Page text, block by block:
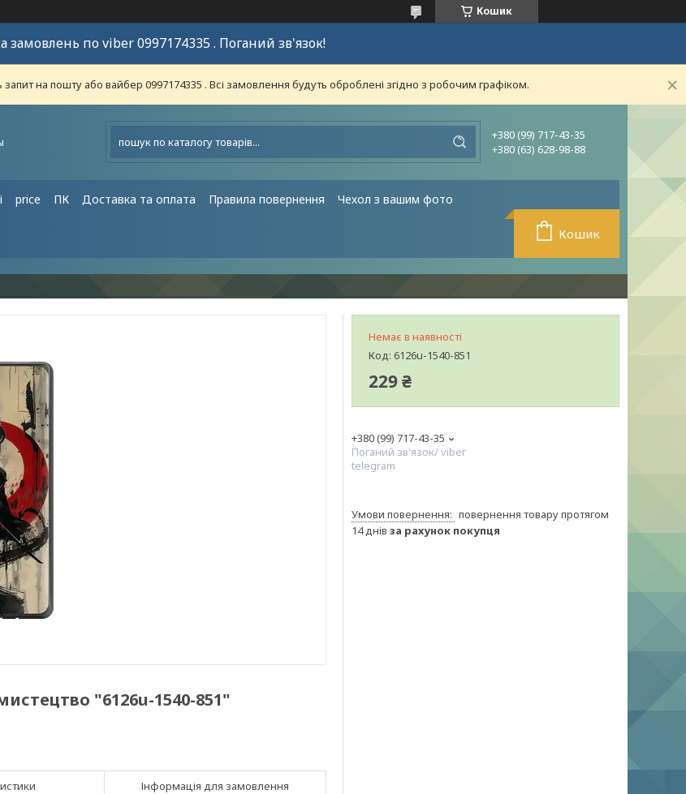
Кошик
замовлень по viber 0997174335 . Поганий зв'язок!
на пошту або вайбер 0997174335 . Всі замовлення будуть оброблені згідно з робочим графіком.
+380 (99) 717-43-35
+380 (63) 628-98-88
price ПК Доставка та оплата Правила повернення Чехол з вашим фото
Кошик
"6126u-1540-851"
Інформація для замовлення
Немає в наявності
Код: 6126u-1540-851
229 ₴
+380 (99) 717-43-35
Поганий зв'язок/ viber
telegram
повернення товару протягом
14 днів за рахунок покупця